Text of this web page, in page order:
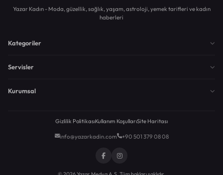
Yazar Kadın - Moda, güzellik, sağlık, yaşam, astroloji, yemek tarifleri ve kadın
haberleri
Kategoriler
Servisler
Kurumsal
Gizlilik PolitikasıKullanım KoşullarıSite Haritası
info@yazarkadin.com +90 501 379 08 08